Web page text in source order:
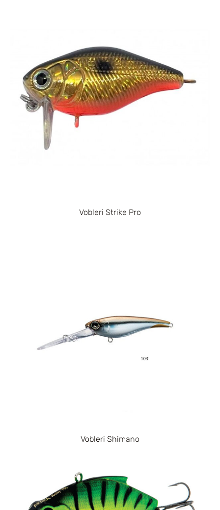
Vobleri Strike Pro
Vobleri Shimano